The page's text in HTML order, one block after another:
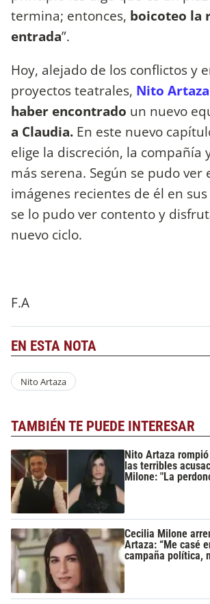
termina; entonces, boicoteo la
entrada”.
Hoy, alejado de los conflictos y
proyectos teatrales, Nito Artaza
haber encontrado un nuevo
a Claudia. En este nuevo
elige la discreción, la compañía
más serena. Según se pudo ver
imágenes recientes de él en sus
se lo pudo ver contento y
nuevo ciclo.
F.A
EN ESTA NOTA
Nito Artaza
TAMBIÉN TE PUEDE INTERESAR
Nito Artaza
las terribles
Milone: "La
Cecilia Milone
Artaza: “Me casé
campaña política,